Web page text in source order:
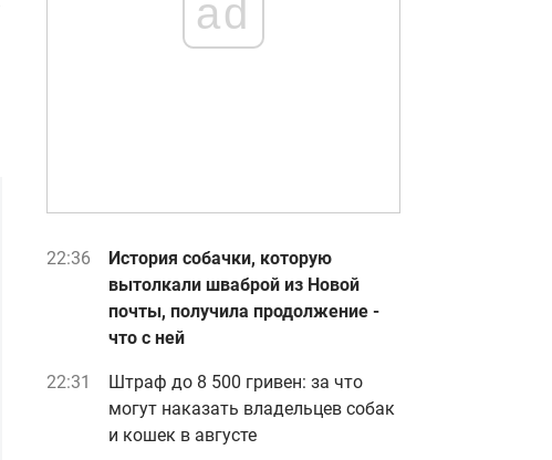
ad
22:36
История собачки, которую
вытолкали шваброй из Новой
почты, получила продолжение -
что с ней
22:31
Штраф до 8 500 гривен: за что
могут наказать владельцев собак
и кошек в августе